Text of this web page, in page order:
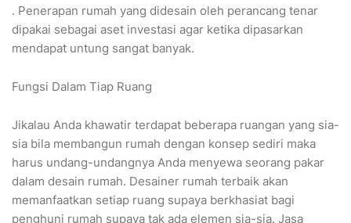
. Penerapan rumah yang didesain oleh perancang tenar
dipakai sebagai aset investasi agar ketika dipasarkan
mendapat untung sangat banyak.
Fungsi Dalam Tiap Ruang
Jikalau Anda khawatir terdapat beberapa ruangan yang sia-
sia bila membangun rumah dengan konsep sediri maka
harus undang-undangnya Anda menyewa seorang pakar
dalam desain rumah. Desainer rumah terbaik akan
memanfaatkan setiap ruang supaya berkhasiat bagi
penghuni rumah supaya tak ada elemen sia-sia. Jasa